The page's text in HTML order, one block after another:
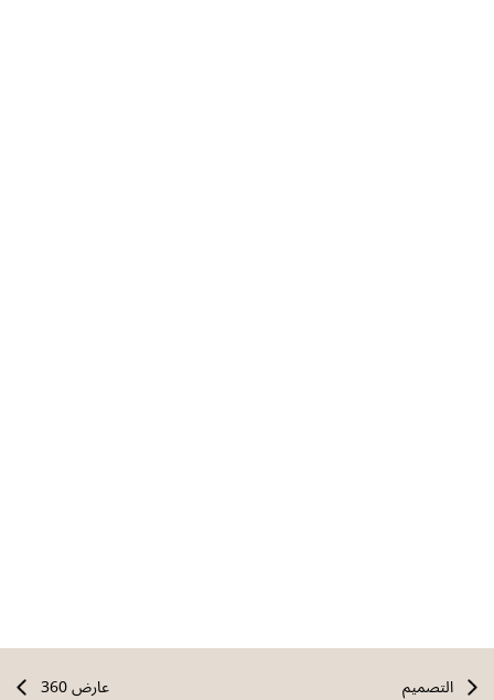
التصميم عارض 360